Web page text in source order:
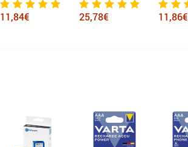
11,84€ 25,78€ 11,86€